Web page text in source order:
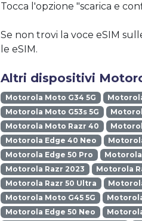
Tocca l'opzione "scarica e
Se non trovi la voce eSIM
le eSIM.
Altri dispositivi
Motorola Moto G34 5G
Motorola Moto G53s 5G
Motorola Moto Razr 40
Motorola Edge 40 Neo
Motorola Edge 50 Pro
Motorola Razr 2023
Motorola
Motorola Razr 50 Ultra
Motorola Moto G45 5G
Motorola Edge 50 Neo